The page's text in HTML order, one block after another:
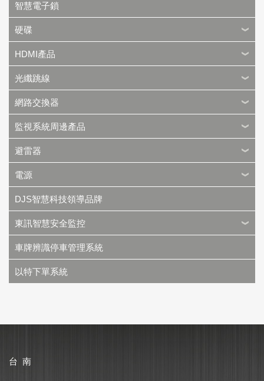
智慧電子鎖
硬碟
HDMI產品
光纖跳線
網路交換器
監視系統周邊產品
避雷器
電源
DJS智慧科技領導品牌
東訊智慧安全監控
車牌辨識停車管理系統
以特下單系統
台 南